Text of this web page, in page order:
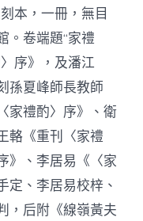
本，一冊，無目
。卷端題“家禮
序》，及潘江
孫夏峰師長教師
家禮酌〉序》、衛
輅《重刊〈家禮
》、李居易《〈家
定、李居易校梓、
，后附《線嶺黃夫